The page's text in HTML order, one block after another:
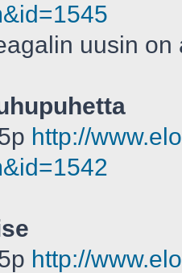
uusin on
http://
http://